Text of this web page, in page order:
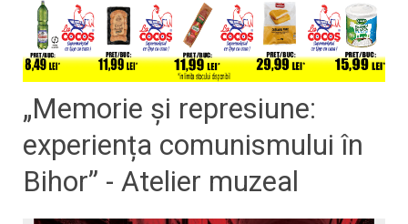
„Memorie și represiune:
experiența comunismului în
Bihor” - Atelier muzeal